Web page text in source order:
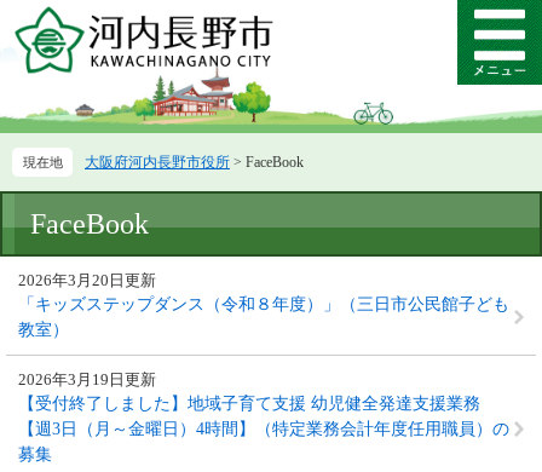
ー
先
す。
ニ
を
し
メ
ニ
ー
大阪府河内長野市役所 > FaceBook
文
FaceBook
「キッズステップダンス（令和８年度）」（三日市公民館子ども
教室）
2026年3月20日更新
【受付終了しました】地域子育て支援 幼児健全発達支援業務
【週3日（月～金曜日）4時間】（特定業務会計年度任用職員）の
募集
2026年3月19日更新